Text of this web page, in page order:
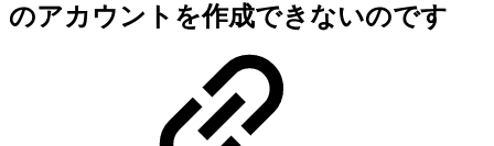
のアカウントを作成できないのです